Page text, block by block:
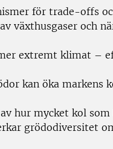
för trade-offs
växthusgaser och
extremt klimat –
kan öka markens
hur mycket kol
grödodiversitet